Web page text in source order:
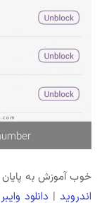
خوب آموزش به پایان
اندروید| دانلود